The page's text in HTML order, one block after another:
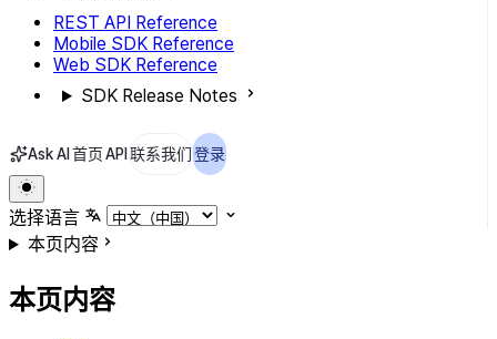
REST API Reference
Mobile SDK Reference
Web SDK Reference
SDK Release Notes
Ask AI 首页API 联系我们 登录
选择语言
本页内容
本页内容